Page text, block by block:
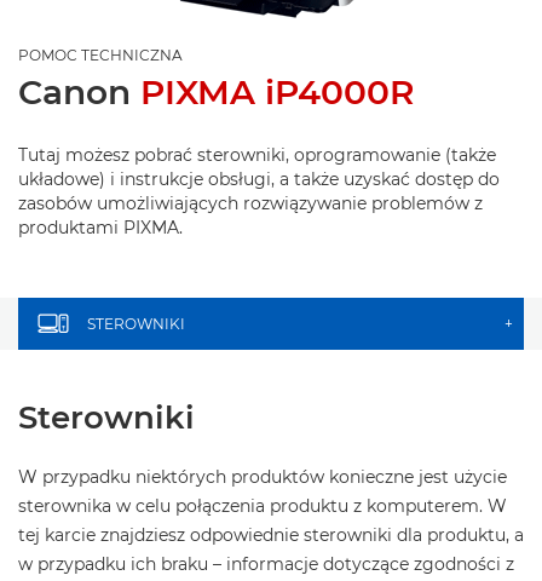
POMOC TECHNICZNA
Canon PIXMA iP4000R
Tutaj możesz pobrać sterowniki, oprogramowanie (także
układowe) i instrukcje obsługi, a także uzyskać dostęp do
zasobów umożliwiających rozwiązywanie problemów z
produktami PIXMA.
STEROWNIKI +
Sterowniki
W przypadku niektórych produktów konieczne jest użycie
sterownika w celu połączenia produktu z komputerem. W
tej karcie znajdziesz odpowiednie sterowniki dla produktu, a
w przypadku ich braku – informacje dotyczące zgodności z